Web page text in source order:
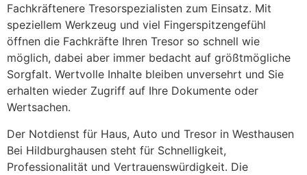
Fachkräftenere Tresorspezialisten zum Einsatz. Mit
speziellem Werkzeug und viel Fingerspitzengefühl
öffnen die Fachkräfte Ihren Tresor so schnell wie
möglich, dabei aber immer bedacht auf größtmögliche
Sorgfalt. Wertvolle Inhalte bleiben unversehrt und Sie
erhalten wieder Zugriff auf Ihre Dokumente oder
Wertsachen.
Der Notdienst für Haus, Auto und Tresor in Westhausen
Bei Hildburghausen steht für Schnelligkeit,
Professionalität und Vertrauenswürdigkeit. Die